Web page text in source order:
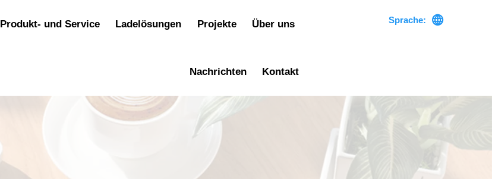
Produkt- und Service Ladelösungen Projekte Über uns
Nachrichten Kontakt
Sprache: 